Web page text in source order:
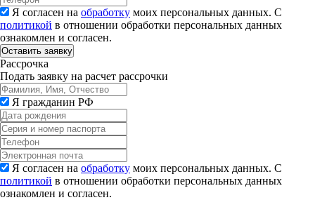
Я согласен на обработку моих персональных данных. С
политикой в отношении обработки персональных данных
ознакомлен и согласен.
Рассрочка
Подать заявку на расчет рассрочки
Я гражданин РФ
Я согласен на обработку моих персональных данных. С
политикой в отношении обработки персональных данных
ознакомлен и согласен.